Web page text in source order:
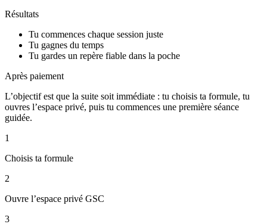
Résultats
Tu commences chaque session juste
Tu gagnes du temps
Tu gardes un repère fiable dans la poche
Après paiement
L’objectif est que la suite soit immédiate : tu choisis ta formule, tu
ouvres l’espace privé, puis tu commences une première séance
guidée.
1
Choisis ta formule
2
Ouvre l’espace privé GSC
3